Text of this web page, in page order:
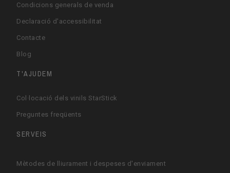
Condicions generals de venda
Declaració d'accessibilitat
Contacte
Blog
T'AJUDEM
Col·locació dels vinils StarStick
Preguntes freqüents
SERVEIS
Mètodes de lliurament i despeses d'enviament